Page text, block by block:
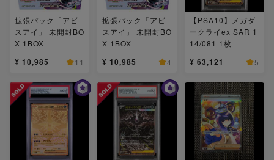
拡張パック「アビ
スアイ」 未開封BO
X 1BOX
¥ 10,985 11
拡張パック「アビ
スアイ」 未開封BO
X 1BOX
¥ 10,985 4
【PSA10】メガダ
ークライex SAR 1
14/081 1枚
¥ 63,121 5